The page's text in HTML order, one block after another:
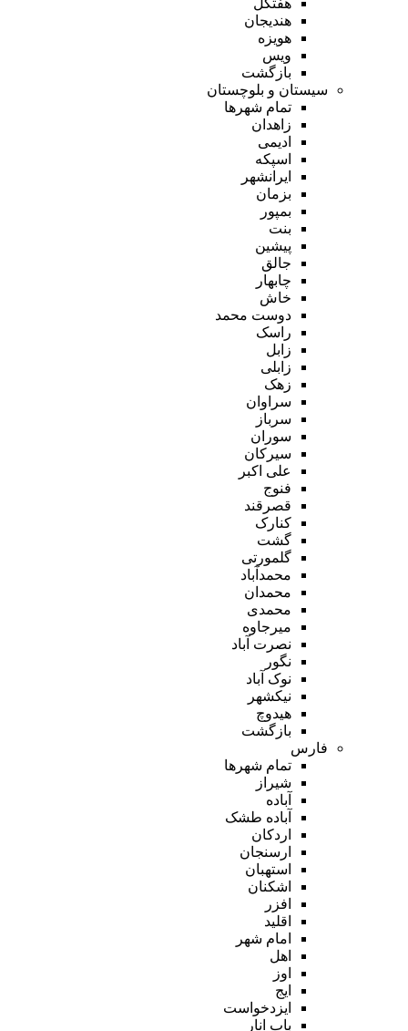
هندیجان
هویزه
ویس
بازگشت
سیستان و بلوچستان
تمام شهر‌ها
زاهدان
ادیمی
اسپکه
ایرانشهر
بزمان
بمپور
بنت
پیشین
جالق
چابهار
خاش
دوست محمد
راسک
زابل
زابلی
زهک
سراوان
سرباز
سوران
سیرکان
علی اکبر
فنوج
قصرقند
کنارک
گشت
گلمورتی
محمدآباد
محمدان
محمدی
میرجاوه
نصرت آباد
نگور
نوک آباد
نیکشهر
هیدوچ
بازگشت
فارس
تمام شهر‌ها
شیراز
آباده
آباده طشک
اردکان
ارسنجان
استهبان
اشکنان
افزر
اقلید
امام شهر
اهل
اوز
ایج
ایزدخواست
باب انار